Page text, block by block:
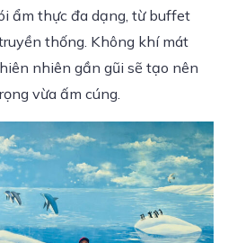
ẩm thực đa dạng, từ buffet
thống. Không khí mát
nhiên gần gũi sẽ tạo nên
vừa ấm cúng.